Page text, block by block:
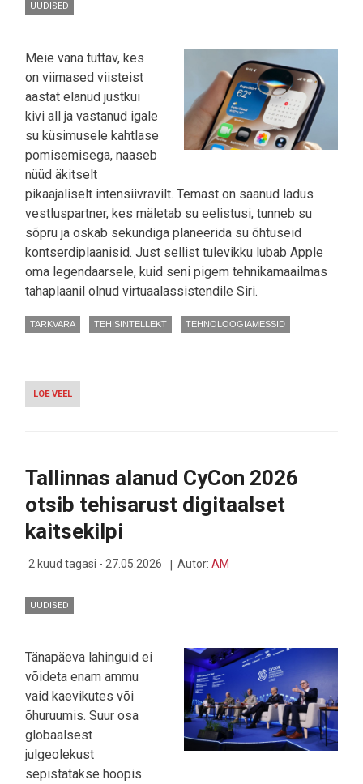
UUDISED
Meie vana tuttav, kes
on viimased viisteist
aastat elanud justkui
kivi all ja vastanud igale
su küsimusele kahtlase
pomisemisega, naaseb
nüüd äkitselt
pikaajaliselt intensiivravilt. Temast on saanud ladus
vestluspartner, kes mäletab su eelistusi, tunneb su
sõpru ja oskab sekundiga planeerida su õhtuseid
kontserdiplaanisid. Just sellist tulevikku lubab Apple
oma legendaarsele, kuid seni pigem tehnikamaailmas
tahaplaanil olnud virtuaalassistendile Siri.
TARKVARA TEHISINTELLEKT TEHNOLOOGIAMESSID
LOE VEEL
MIDA
VÄLJA
SELLE,
SIRI
OMALE
TEHISARU-
Tallinnas alanud CyCon 2026
otsib tehisarust digitaalset
kaitsekilpi
2 kuud tagasi - 27.05.2026 Autor: AM
UUDISED
Tänapäeva lahinguid ei
võideta enam ammu
vaid kaevikutes või
õhuruumis. Suur osa
globaalsest
julgeolekust
sepistatakse hoopis